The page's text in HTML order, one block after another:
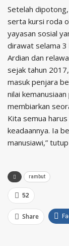
Setelah
serta kursi roda
yayasan sosial
dirawat selama 3
Ardian dan
sejak tahun
masuk penjara
nilai
membiarkan
Kita semua
keadaannya. Ia
manusiawi,”
rambut
52
Share